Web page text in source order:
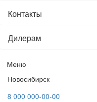
Контакты
Дилерам
Меню
Новосибирск
8 000 000-00-00